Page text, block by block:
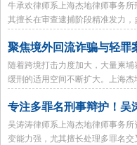
牛承欢律师系上海杰地律师事务
其擅长在审查逮捕阶段精准发力
聚焦境外回流诈骗与轻罪
随着跨境打击力度加大，大量柬
缓刑的适用空间不断扩大。上海
专注多罪名刑事辩护！吴
吴涛涛律师系上海杰地律师事务
变能力强，尤其擅长处理多罪名